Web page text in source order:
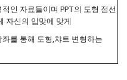
인 자료들이며 PPT의 도형 점선
자신의 입맞에 맞게
를 통해 도형,챠트 변형하는